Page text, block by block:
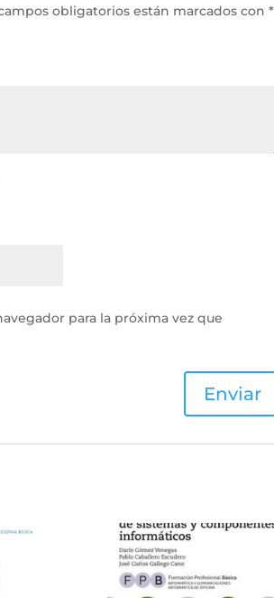
obligatorios están marcados con*
para la próxima vez que